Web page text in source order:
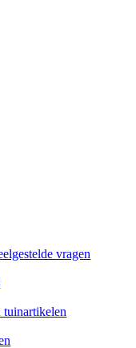
vragen
tuinartikelen